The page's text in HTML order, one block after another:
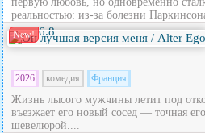
реальностью: из‑за болезни
New! 6.8
2026 комедия Франция
Жизнь лысого мужчины летит под
въезжает его новый сосед — точная
шевелюрой....